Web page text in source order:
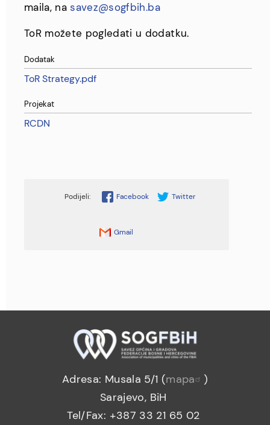
maila, nasavez@sogfbih.ba
ToR možete pogledati u dodatku.
Dodatak
ToR Strategy.pdf
Projekat
RCDN
Facebook Twitter
Gmail
Adresa: Musala 5/1 (mapa
)
Sarajevo, BiH
Tel/Fax: +387 33 21 65 02